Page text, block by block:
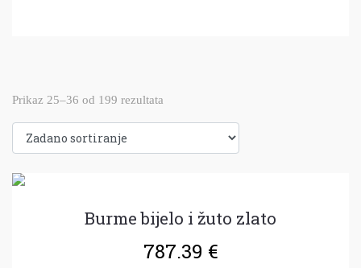
Prikaz 25–36 od 199 rezultata
Burme bijelo i žuto zlato
787.39 €